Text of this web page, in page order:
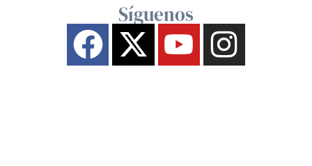
Síguenos